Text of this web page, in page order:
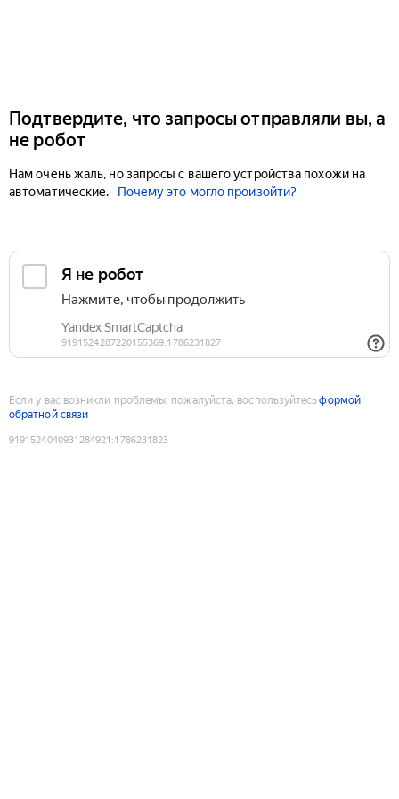
Подтвердите, что запросы отправляли вы, а
не робот
Нам очень жаль, но запросы с вашего устройства похожи на
автоматические.
Почему это могло произойти?
Если у вас возникли проблемы, пожалуйста, воспользуйтесьформой
обратной связи
9191524040931284921 :1786231823